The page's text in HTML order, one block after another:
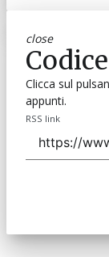
close
Clicca sul
appunti.
RSS link